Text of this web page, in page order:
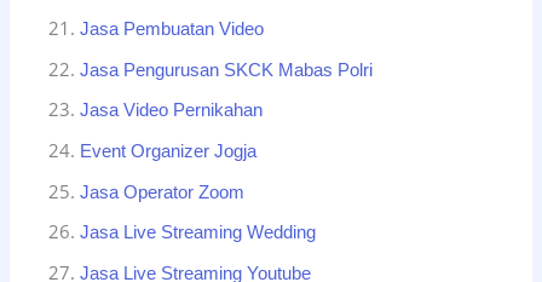
Jasa Pembuatan Video
Jasa Pengurusan SKCK Mabas Polri
Jasa Video Pernikahan
Event Organizer Jogja
Jasa Operator Zoom
Jasa Live Streaming Wedding
Jasa Live Streaming Youtube